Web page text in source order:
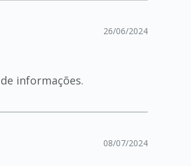
26/06/2024
informações.
08/07/2024